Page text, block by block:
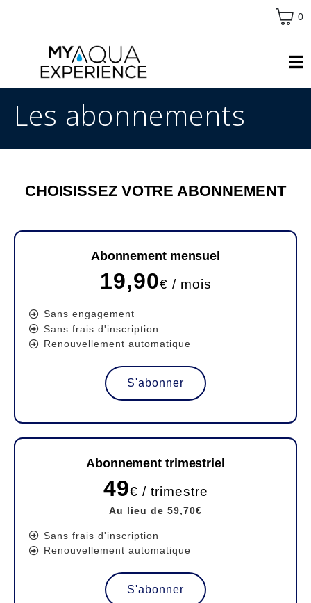
0
Les abonnements
CHOISISSEZ VOTRE ABONNEMENT
Abonnement mensuel
19,90€ / mois
Sans engagement
Sans frais d'inscription
Renouvellement automatique
S'abonner
Abonnement trimestriel
49€ / trimestre
Au lieu de 59,70€
Sans frais d'inscription
Renouvellement automatique
S'abonner